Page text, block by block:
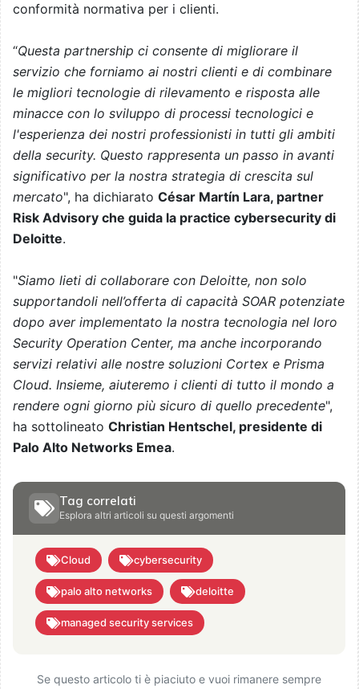
conformità normativa per i clienti.
“Questa partnership ci consente di migliorare il
servizio che forniamo ai nostri clienti e di combinare
le migliori tecnologie di rilevamento e risposta alle
minacce con lo sviluppo di processi tecnologici e
l'esperienza dei nostri professionisti in tutti gli ambiti
della security. Questo rappresenta un passo in avanti
significativo per la nostra strategia di crescita sul
mercato", ha dichiarato César Martín Lara, partner
Risk Advisory che guida la practice cybersecurity di
Deloitte.
"Siamo lieti di collaborare con Deloitte, non solo
supportandoli nell’offerta di capacità SOAR potenziate
dopo aver implementato la nostra tecnologia nel loro
Security Operation Center, ma anche incorporando
servizi relativi alle nostre soluzioni Cortex e Prisma
Cloud. Insieme, aiuteremo i clienti di tutto il mondo a
rendere ogni giorno più sicuro di quello precedente",
ha sottolineato Christian Hentschel, presidente di
Palo Alto Networks Emea.
Tag correlati
Esplora altri articoli su questi argomenti
Cloud cybersecurity
palo alto networks deloitte
managed security services
Se questo articolo ti è piaciuto e vuoi rimanere sempre